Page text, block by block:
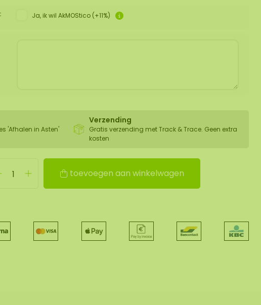
Ja, ik wil AkMOStico (+11%)
'Afhalen in Asten'
Verzending
Gratis verzending met Track & Trace. Geen extra
kosten
toevoegen aan winkelwagen